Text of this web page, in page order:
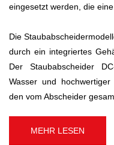
eingesetzt werden, die
Die
durch ein integriertes
Der Staubabscheider
Wasser und
den vom Abscheider
MEHR LESEN